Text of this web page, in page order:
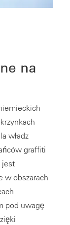
na
władz
graffiti
jest
w obszarach
pod uwagę